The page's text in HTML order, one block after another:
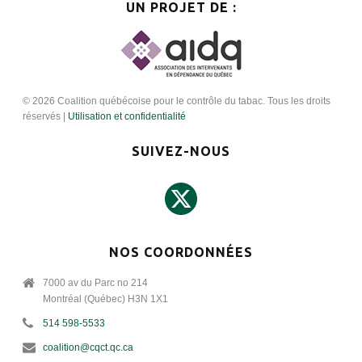
UN PROJET DE :
© 2026 Coalition québécoise pour le contrôle du tabac. Tous les droits
réservés | Utilisation et confidentialité
SUIVEZ-NOUS
NOS COORDONNÉES
7000 av du Parc no 214
Montréal (Québec) H3N 1X1
514 598-5533
coalition@cqct.qc.ca